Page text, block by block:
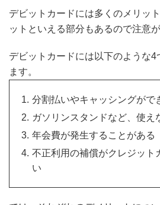
デビットカードには多くのメリッ
ットといえる部分もあるので注意が
デビットカードには以下のような4
ます。
分割払いやキャッシングがで
ガソリンスタンドなど、使え
年会費が発生することがある
不正利用の補償がクレジット
い